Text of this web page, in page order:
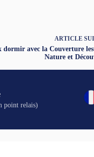
ARTICLE
dormir avec la Couverture
Nature et
point relais)